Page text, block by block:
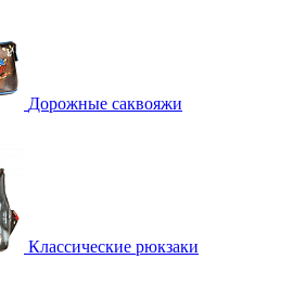
Дорожные саквояжи
Классические рюкзаки